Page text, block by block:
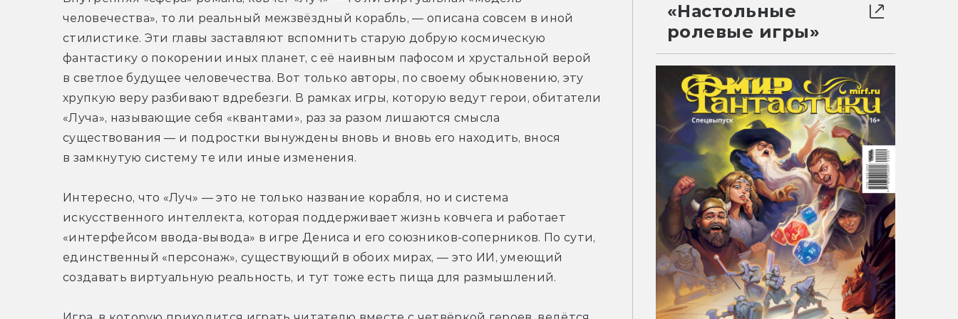
человечества», то ли реальный межзвёздный корабль, — описана совсем в иной
стилистике. Эти главы заставляют вспомнить старую добрую космическую
фантастику о покорении иных планет, с её наивным пафосом и хрустальной верой
в светлое будущее человечества. Вот только авторы, по своему обыкновению, эту
хрупкую веру разбивают вдребезги. В рамках игры, которую ведут герои, обитатели
«Луча», называющие себя «квантами», раз за разом лишаются смысла
существования — и подростки вынуждены вновь и вновь его находить, внося
в замкнутую систему те или иные изменения.
Интересно, что «Луч» — это не только название корабля, но и система
искусственного интеллекта, которая поддерживает жизнь ковчега и работает
«интерфейсом ввода-вывода» в игре Дениса и его союзников-соперников. По сути,
единственный «персонаж», существующий в обоих мирах, — это ИИ, умеющий
создавать виртуальную реальность, и тут тоже есть пища для размышлений.
«Настольные
ролевые игры»